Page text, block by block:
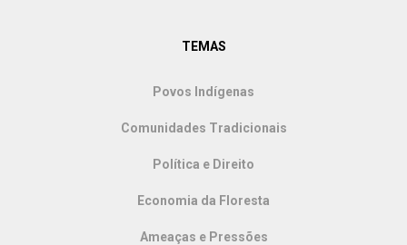
TEMAS
Povos Indígenas
Comunidades Tradicionais
Política e Direito
Economia da Floresta
Ameaças e Pressões